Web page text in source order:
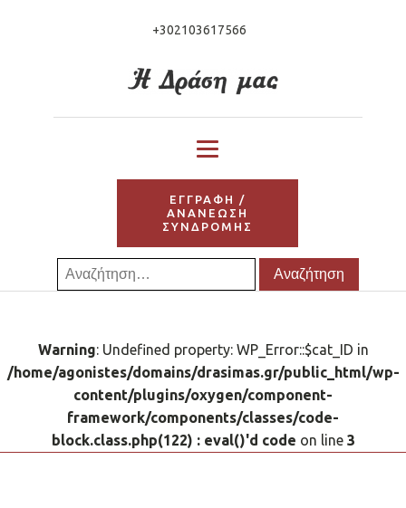
+302103617566
ΕΓΓΡΑΦΗ /
ΑΝΑΝΕΩΣΗ
ΣΥΝΔΡΟΜΗΣ
Αναζήτηση
για:
Warning: Undefined property: WP_Error::$cat_ID in
/home/agonistes/domains/drasimas.gr/public_html/wp-
content/plugins/oxygen/component-
framework/components/classes/code-
block.class.php(122) : eval()'d code on line 3